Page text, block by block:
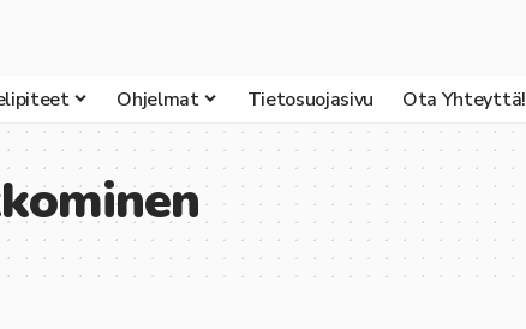
Ohjelmat Tietosuojasivu Ota Yhteyttä!